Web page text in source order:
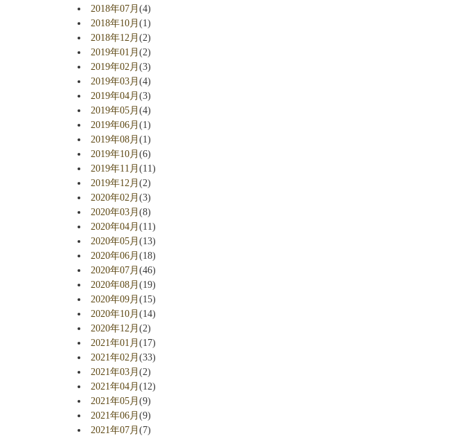
2018年07月(4)
2018年10月(1)
2018年12月(2)
2019年01月(2)
2019年02月(3)
2019年03月(4)
2019年04月(3)
2019年05月(4)
2019年06月(1)
2019年08月(1)
2019年10月(6)
2019年11月(11)
2019年12月(2)
2020年02月(3)
2020年03月(8)
2020年04月(11)
2020年05月(13)
2020年06月(18)
2020年07月(46)
2020年08月(19)
2020年09月(15)
2020年10月(14)
2020年12月(2)
2021年01月(17)
2021年02月(33)
2021年03月(2)
2021年04月(12)
2021年05月(9)
2021年06月(9)
2021年07月(7)